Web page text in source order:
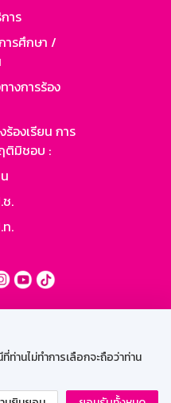
านไม่ทำการเลือกจะถือว่าท่าน
าร
ารศึกษา /
างการร้อง
ร้องเรียน การ
ติมิชอบ :
.
.